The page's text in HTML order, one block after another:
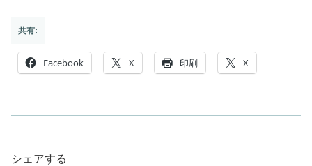
共有:
Facebook X 印刷 X
シェアする